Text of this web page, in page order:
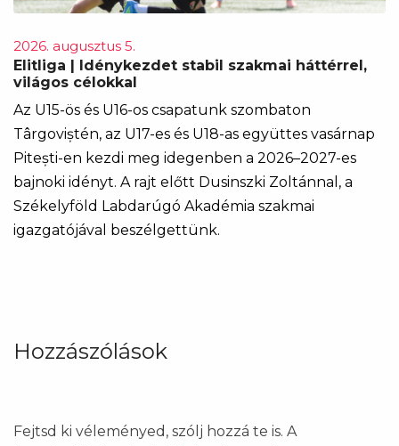
2026. augusztus 5.
Elitliga | Idénykezdet stabil szakmai háttérrel,
világos célokkal
Az U15-ös és U16-os csapatunk szombaton
Târgoviștén, az U17-es és U18-as együttes vasárnap
Pitești-en kezdi meg idegenben a 2026–2027-es
bajnoki idényt. A rajt előtt Dusinszki Zoltánnal, a
Székelyföld Labdarúgó Akadémia szakmai
igazgatójával beszélgettünk.
Hozzászólások
Fejtsd ki véleményed, szólj hozzá te is. A